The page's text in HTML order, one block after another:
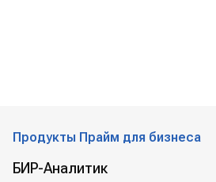
Продукты Прайм для бизнеса
БИР-Аналитик